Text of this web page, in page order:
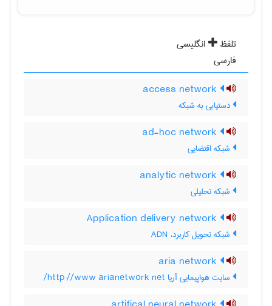
تلفظ
انگلیسی
فارسی
دستیابی به شبکه
شبکه اقتضایی
شبکه تحلیلی
شبکه تحویل کاربرد، ADN
سایت هواپیمایی آریا http://www arianetwork net/